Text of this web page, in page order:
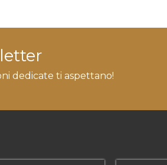
dedicate ti aspettano!